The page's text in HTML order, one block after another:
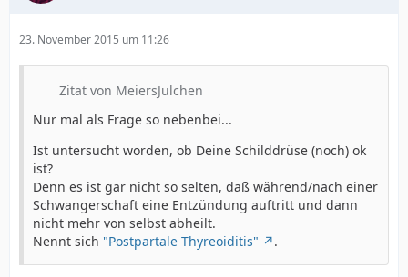
23. November 2015 um 11:26
Zitat von MeiersJulchen
Nur mal als Frage so nebenbei...
Ist untersucht worden, ob Deine Schilddrüse (noch) ok
ist?
Denn es ist gar nicht so selten, daß während/nach einer
Schwangerschaft eine Entzündung auftritt und dann
nicht mehr von selbst abheilt.
Nennt sich "Postpartale Thyreoiditis" .